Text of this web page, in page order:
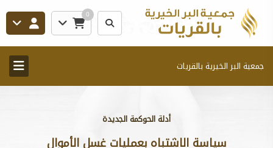
0
جمعية البر الخيرية بالقريات
أدلة الحوكمة الجديدة
سياسة الاشتباه بعمليات غسل الأموال